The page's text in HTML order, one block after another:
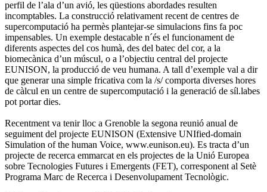
perfil de l’ala d’un avió, les qüestions abordades resulten
incomptables. La construcció relativament recent de centres de
supercomputació ha permès plantejar-se simulacions fins fa poc
impensables. Un exemple destacable n´és el funcionament de
diferents aspectes del cos humà, des del batec del cor, a la
biomecànica d’un múscul, o a l’objectiu central del projecte
EUNISON, la producció de veu humana. A tall d’exemple val a dir
que generar una simple fricativa com la /s/ comporta diverses hores
de càlcul en un centre de supercomputació i la generació de síl.labes
pot portar dies.
Recentment va tenir lloc a Grenoble la segona reunió anual de
seguiment del projecte EUNISON (Extensive UNIfied-domain
Simulation of the human Voice, www.eunison.eu). Es tracta d’un
projecte de recerca emmarcat en els projectes de la Unió Europea
sobre Tecnologies Futures i Emergents (FET), corresponent al Setè
Programa Marc de Recerca i Desenvolupament Tecnològic.